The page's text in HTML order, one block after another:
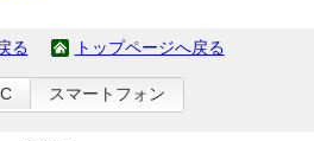
る トップページへ戻る
スマートフォン